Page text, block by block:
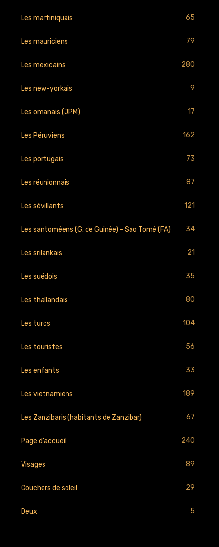
Les martiniquais 65
Les mauriciens 79
Les mexicains 280
Les new-yorkais 9
Les omanais (JPM) 17
Les Péruviens 162
Les portugais 73
Les réunionnais 87
Les sévillants 121
Les santoméens (G. de Guinée) - Sao Tomé (FA) 34
Les srilankais 21
Les suédois 35
Les thaïlandais 80
Les turcs 104
Les touristes 56
Les enfants 33
Les vietnamiens 189
Les Zanzibaris (habitants de Zanzibar) 67
Page d'accueil 240
Visages 89
Couchers de soleil 29
Deux 5